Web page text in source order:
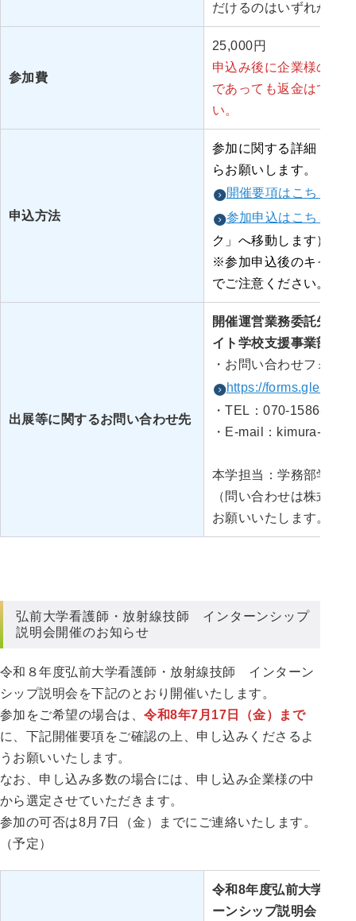
だけるのはいずれか一
参加費
25,000円
申込み後に企業様のご
であっても返金はでき
い。
申込方法
参加に関する詳細，参
らお願いします。
開催要項はこちら
参加申込はこちら
ク」へ移動します）
※参加申込後のキャン
でご注意ください。
出展等に関するお問い合わせ先
開催運営業務委託先：
イト学校支援事業部
・お問い合わせフォー
https://forms.gle/
・TEL：070-1586-1138
・E-mail：kimura-
本学担当：学務部学生
（問い合わせは株式会
お願いいたします。）
弘前大学看護師・放射線技師 インターンシップ
説明会開催のお知らせ
令和８年度弘前大学看護師・放射線技師 インターン
シップ説明会を下記のとおり開催いたします。
参加をご希望の場合は、令和8年7月17日（金）まで
に、下記開催要項をご確認の上、申し込みくださるよ
うお願いいたします。
なお、申し込み多数の場合には、申し込み企業様の中
から選定させていただきます。
参加の可否は8月7日（金）までにご連絡いたします。
（予定）
令和8年度弘前大学看
ーンシップ説明会